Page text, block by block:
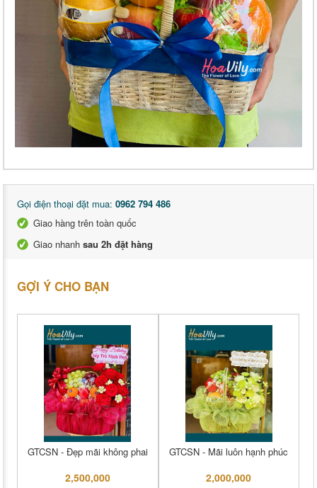
Gọi điện thoại đặt mua: 0962 794 486
Giao hàng trên toàn quốc
Giao nhanh sau 2h đặt hàng
GỢI Ý CHO BẠN
GTCSN - Đẹp mãi không phai
2,500,000
GTCSN - Mãi luôn hạnh phúc
2,000,000